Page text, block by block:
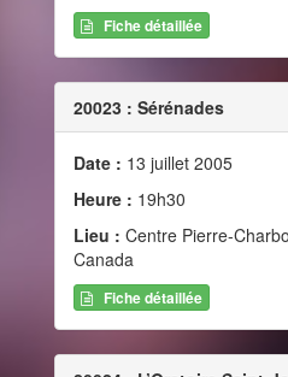
Fiche détaillée
20023 : Sérénades
Date : 13 juillet 2005
Heure : 19h30
Lieu : Centre Pierre-
Canada
Fiche détaillée